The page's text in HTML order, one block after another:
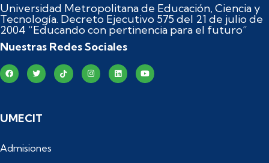
Universidad Metropolitana de Educación, Ciencia y
Tecnología. Decreto Ejecutivo 575 del 21 de julio de
2004 “Educando con pertinencia para el futuro”
Nuestras Redes Sociales
UMECIT
Admisiones